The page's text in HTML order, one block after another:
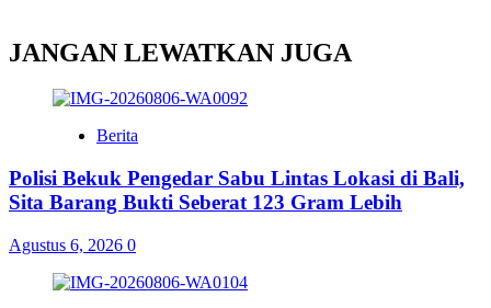
JANGAN LEWATKAN JUGA
Berita
Polisi Bekuk Pengedar Sabu Lintas Lokasi di Bali,
Sita Barang Bukti Seberat 123 Gram Lebih
Agustus 6, 2026 0